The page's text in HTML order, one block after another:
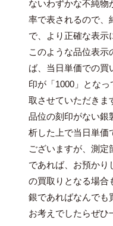
ないわずかな不純物
率で表されるので、
で、より正確な表示
このような品位表示
ば、当日単価での買
印が「1000」とな
取させていただきま
品位の刻印がない銀
析した上で当日単価
ございますが、測定
であれば、お預かり
の買取りとなる場合
銀であればなんでも
お考えでしたらぜひ